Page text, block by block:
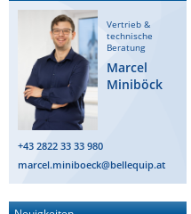
Vertrieb &
technische
Beratung
Marcel
Miniböck
+43 2822 33 33 980
marcel.miniboeck@bellequip.at